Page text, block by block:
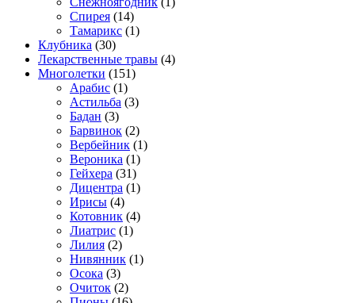
Спирея (14)
Тамарикс (1)
Клубника (30)
Лекарственные травы (4)
Многолетки (151)
Арабис (1)
Астильба (3)
Бадан (3)
Барвинок (2)
Вербейник (1)
Вероника (1)
Гейхера (31)
Дицентра (1)
Ирисы (4)
Котовник (4)
Лиатрис (1)
Лилия (2)
Нивянник (1)
Осока (3)
Очиток (2)